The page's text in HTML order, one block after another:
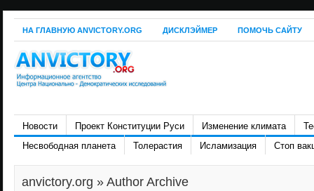
НА ГЛАВНУЮ ANVICTORY.ORG ДИСКЛЭЙМЕР ПОМОЧЬ САЙТУ
Новости Проект Конституции Руси Изменение климата
Несвободная планета
Толерастия Исламизация Стоп
anvictory.org » Author Archive